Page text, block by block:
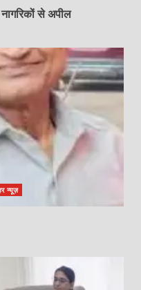
से अपील
न्यूज़